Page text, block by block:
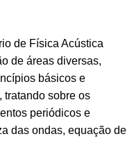
de Física Acústica
de áreas diversas,
básicos e
tratando sobre os
periódicos e
das ondas, equação de